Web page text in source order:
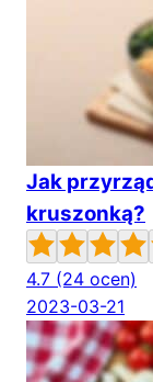
Jak
kruszonką?
4.7 (24 ocen)
2023-03-21